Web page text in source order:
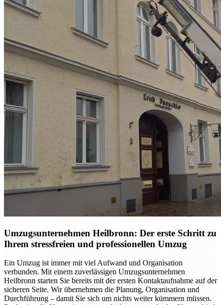
Umzugsunternehmen Heilbronn: Der erste Schritt zu
Ihrem stressfreien und professionellen Umzug
Ein Umzug ist immer mit viel Aufwand und Organisation
verbunden. Mit einem zuverlässigen Umzugsunternehmen
Heilbronn starten Sie bereits mit der ersten Kontaktaufnahme auf der
sicheren Seite. Wir übernehmen die Planung, Organisation und
Durchführung – damit Sie sich um nichts weiter kümmern müssen.